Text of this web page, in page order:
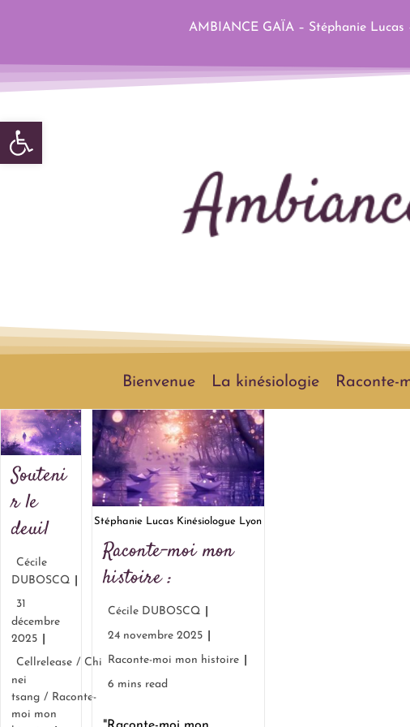
Ouvrir la barre d’outils
AMBIANCE GAÏA – Stéphanie Lucas
Bienvenue La kinésiologie Raconte-
Souteni
r le
deuil
Cécile
DUBOSCQ
31
décembre
2025
Cellrelease / Chi
nei
tsang / Raconte-
moi mon
Stéphanie Lucas Kinésiologue Lyon
Raconte-moi mon
histoire :
Cécile DUBOSCQ
24 novembre 2025
Raconte-moi mon histoire
6 mins read